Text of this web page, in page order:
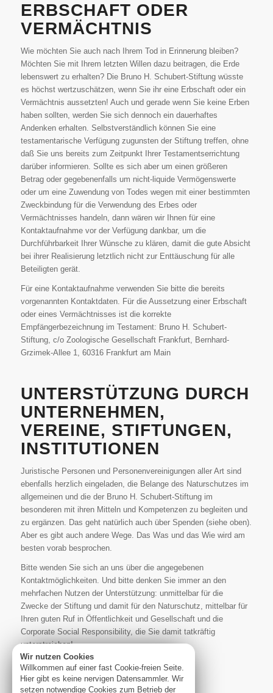
ERBSCHAFT ODER
VERMÄCHTNIS
Wie möchten Sie auch nach Ihrem Tod in Erinnerung bleiben?
Möchten Sie mit Ihrem letzten Willen dazu beitragen, die Erde
lebenswert zu erhalten? Die Bruno H. Schubert-Stiftung wüsste
es höchst wertzuschätzen, wenn Sie ihr eine Erbschaft oder ein
Vermächtnis aussetzten! Auch und gerade wenn Sie keine Erben
haben sollten, werden Sie sich dennoch ein dauerhaftes
Andenken erhalten. Selbstverständlich können Sie eine
testamentarische Verfügung zugunsten der Stiftung treffen, ohne
daß Sie uns bereits zum Zeitpunkt Ihrer Testamentserrichtung
darüber informieren. Sollte es sich aber um einen größeren
Betrag oder gegebenenfalls um nicht-liquide Vermögenswerte
oder um eine Zuwendung von Todes wegen mit einer bestimmten
Zweckbindung für die Verwendung des Erbes oder
Vermächtnisses handeln, dann wären wir Ihnen für eine
Kontaktaufnahme vor der Verfügung dankbar, um die
Durchführbarkeit Ihrer Wünsche zu klären, damit die gute Absicht
bei ihrer Realisierung letztlich nicht zur Enttäuschung für alle
Beteiligten gerät.
Für eine Kontaktaufnahme verwenden Sie bitte die bereits
vorgenannten Kontaktdaten. Für die Aussetzung einer Erbschaft
oder eines Vermächtnisses ist die korrekte
Empfängerbezeichnung im Testament: Bruno H. Schubert-
Stiftung, c/o Zoologische Gesellschaft Frankfurt, Bernhard-
Grzimek-Allee 1, 60316 Frankfurt am Main
UNTERSTÜTZUNG DURCH
UNTERNEHMEN,
VEREINE, STIFTUNGEN,
INSTITUTIONEN
Juristische Personen und Personenvereinigungen aller Art sind
ebenfalls herzlich eingeladen, die Belange des Naturschutzes im
allgemeinen und die der Bruno H. Schubert-Stiftung im
besonderen mit ihren Mitteln und Kompetenzen zu begleiten und
zu ergänzen. Das geht natürlich auch über Spenden (siehe oben).
Aber es gibt auch andere Wege. Das Was und das Wie wird am
besten vorab besprochen.
Bitte wenden Sie sich an uns über die angegebenen
Kontaktmöglichkeiten. Und bitte denken Sie immer an den
mehrfachen Nutzen der Unterstützung: unmittelbar für die
Zwecke der Stiftung und damit für den Naturschutz, mittelbar für
Ihren guten Ruf in Öffentlichkeit und Gesellschaft und die
Corporate Social Responsibility, die Sie damit tatkräftig
unterstreichen!
Wir nutzen Cookies
Willkommen auf einer fast Cookie-freien Seite.
Hier gibt es keine nervigen Datensammler. Wir
setzen notwendige Cookies zum Betrieb der